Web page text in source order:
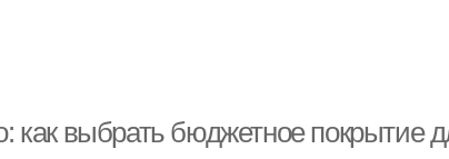
как выбрать бюджетное покрытие